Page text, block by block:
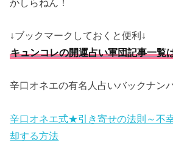
↓ブックマークしておくと便利↓
キュンコレの開運占い軍団記事一覧
辛口オネエの有名人占いバックナン
辛口オネエ式★引き寄せの法則～不
却する方法